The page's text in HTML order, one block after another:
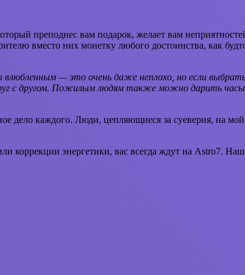
преподнес вам подарок, желает вам
вместо них монетку любого достоинства, как
влюбленным — это очень даже неплохо, но если
с другом. Пожилым людям также можно дарить
каждого. Люди, цепляющиеся за суеверия, на мой
коррекции энергетики, вас всегда ждут на Astro7.